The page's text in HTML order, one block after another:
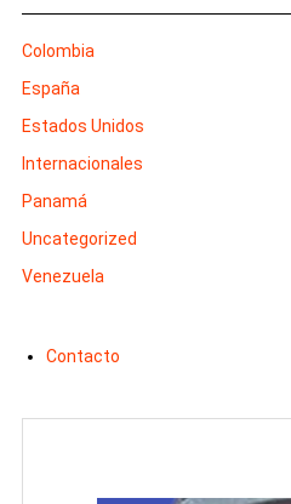
Colombia
España
Estados Unidos
Internacionales
Panamá
Uncategorized
Venezuela
Contacto